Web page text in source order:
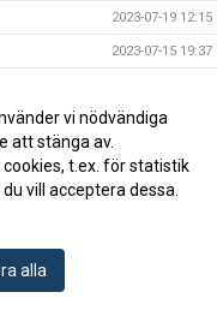
2023-07-19 12:15
2023-07-15 19:37
2023-07-14 10:15
2023-07-12 16:56
2023-07-12 08:26
vi nödvändiga
att stänga av.
t.ex. för statistik
vill acceptera dessa.
alla